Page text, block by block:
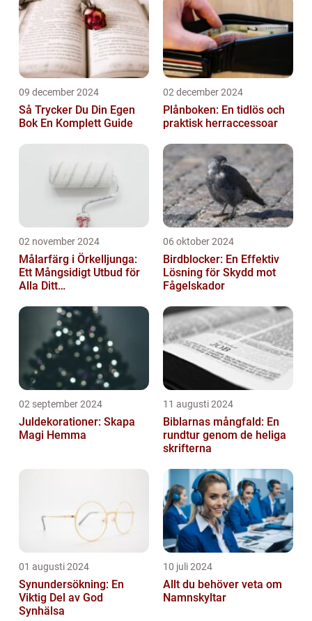
09 december 2024
Så Trycker Du Din Egen
Bok En Komplett Guide
02 december 2024
Plånboken: En tidlös och
praktisk herraccessoar
02 november 2024
Målarfärg i Örkelljunga:
Ett Mångsidigt Utbud för
Alla Ditt
06 oktober 2024
Birdblocker: En Effektiv
Lösning för Skydd mot
Fågelskador
02 september 2024
Juldekorationer: Skapa
Magi Hemma
11 augusti 2024
Biblarnas mångfald: En
rundtur genom de heliga
skrifterna
01 augusti 2024
Synundersökning: En
Viktig Del av God
Synhälsa
10 juli 2024
Allt du behöver veta om
Namnskyltar